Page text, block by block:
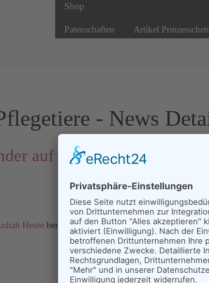
Shop
Patenschaften Artikel Prinzesschen
- News
auf dem Storchenhof
Heute berichtet der MDR am 30.03.2024ab